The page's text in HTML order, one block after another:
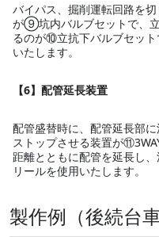
バイパス、掘削運転回路を
が⑨坑内バルブセットで、
るのが⑩立抗下バルブセッ
いたします。
【6】配管延長装置
配管盛替時に、配管延長部
ストップさせる装置が
距離とともに配管を延長し
リールを使用いたします。
製作例（後続台車